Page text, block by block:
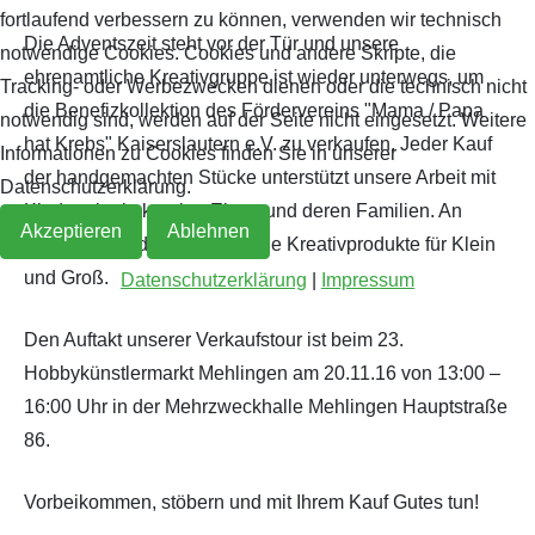
Die Adventszeit steht vor der Tür und unsere
ehrenamtliche Kreativgruppe ist wieder unterwegs, um
die Benefizkollektion des Fördervereins "Mama / Papa
hat Krebs" Kaiserslautern e.V. zu verkaufen. Jeder Kauf
der handgemachten Stücke unterstützt unsere Arbeit mit
Kindern krebskranker Eltern und deren Familien. An
unseren Ständen erwarten Sie Kreativprodukte für Klein
und Groß.
Den Auftakt unserer Verkaufstour ist beim 23.
Hobbykünstlermarkt Mehlingen am 20.11.16 von 13:00 –
16:00 Uhr in der Mehrzweckhalle Mehlingen Hauptstraße
86.
Vorbeikommen, stöbern und mit Ihrem Kauf Gutes tun!
fortlaufend verbessern zu können, verwenden wir technisch
notwendige Cookies. Cookies und andere Skripte, die
Tracking- oder Werbezwecken dienen oder die technisch nicht
notwendig sind, werden auf der Seite nicht eingesetzt. Weitere
Informationen zu Cookies finden Sie in unserer
Datenschutzerklärung.
Akzeptieren Ablehnen
Datenschutzerklärung Impressum
Archiv 2019
Archiv 2018
Archiv 2017
Archiv 2016
Archiv 2014
2018